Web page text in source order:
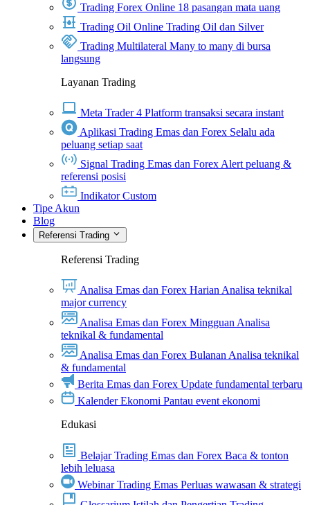
Trading Forex Online 18 pasangan mata uang
Trading Oil Online Trading Oil dan Silver
Trading Multilateral Many to many di bursa
langsung
Layanan Trading
Meta Trader 4 Platform transaksi secara instant
Aplikasi Trading Emas dan Forex Selalu ada
peluang setiap saat
Signal Trading Emas dan Forex Alert peluang &
referensi posisi
Indikator Custom
Tipe Akun
Blog
Referensi Trading
Referensi Trading
Analisa Emas dan Forex Harian Analisa teknikal
major currency
Analisa Emas dan Forex Mingguan Analisa
teknikal & fundamental
Analisa Emas dan Forex Bulanan Analisa teknikal
& fundamental
Berita Emas dan Forex Update fundamental terbaru
Kalender Ekonomi Pantau event ekonomi
Edukasi
Belajar Trading Emas dan Forex Baca & tonton
lebih leluasa
Webinar Trading Emas Perluas wawasan & strategi